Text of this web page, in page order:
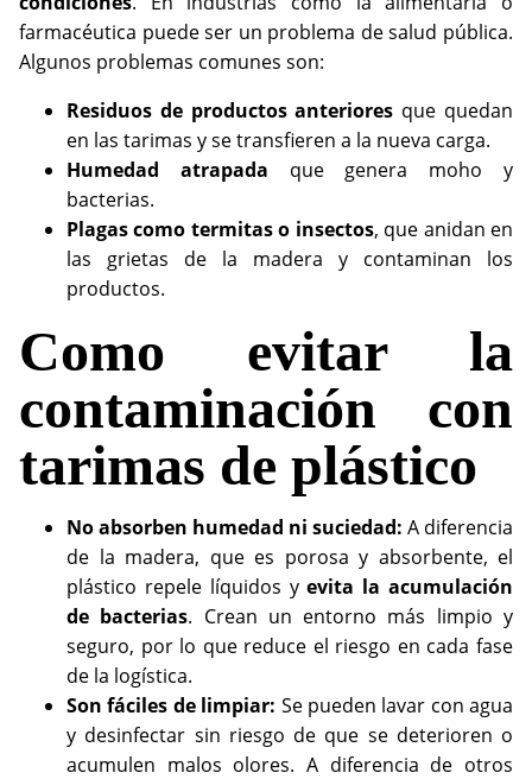
farmacéutica puede ser un problema de salud pública.
Algunos problemas comunes son:
Residuos de productos anteriores que quedan
en las tarimas y se transfieren a la nueva carga.
Humedad atrapada que genera moho y
bacterias.
Plagas como termitas o insectos, que anidan en
las grietas de la madera y contaminan los
productos.
Como evitar la
contaminación con
tarimas de plástico
No absorben humedad ni suciedad: A diferencia
de la madera, que es porosa y absorbente, el
plástico repele líquidos yevita la acumulación
de bacterias. Crean un entorno más limpio y
seguro, por lo que reduce el riesgo en cada fase
de la logística.
Son fáciles de limpiar: Se pueden lavar con agua
y desinfectar sin riesgo de que se deterioren o
acumulen malos olores. A diferencia de otros